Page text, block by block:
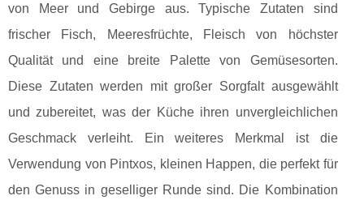
von Meer und Gebirge aus. Typische Zutaten sind
frischer Fisch, Meeresfrüchte, Fleisch von höchster
Qualität und eine breite Palette von Gemüsesorten.
Diese Zutaten werden mit großer Sorgfalt ausgewählt
und zubereitet, was der Küche ihren unvergleichlichen
Geschmack verleiht. Ein weiteres Merkmal ist die
Verwendung von Pintxos, kleinen Happen, die perfekt für
den Genuss in geselliger Runde sind. Die Kombination